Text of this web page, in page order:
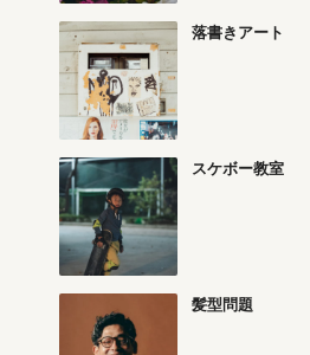
落書きアート
スケボー教室
髪型問題